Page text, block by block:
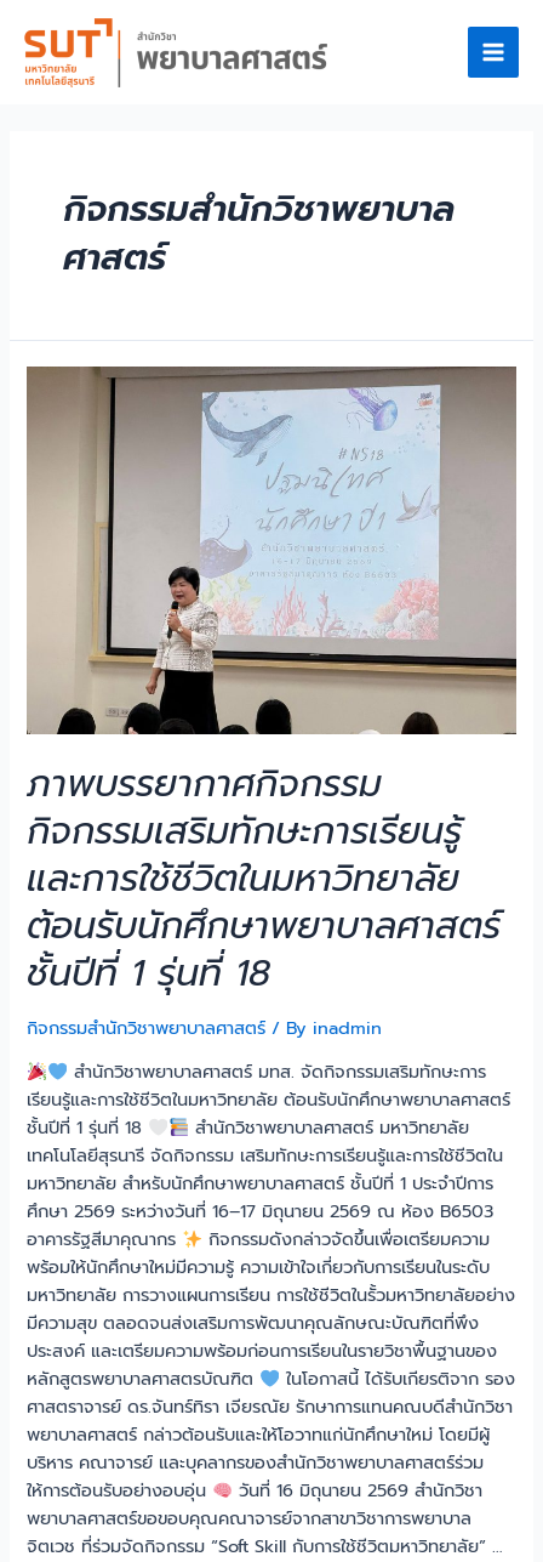
กิจกรรมสำนักวิชาพยาบาล
ศาสตร์
ภาพบรรยากาศกิจกรรม
กิจกรรมเสริมทักษะการเรียนรู้
และการใช้ชีวิตในมหาวิทยาลัย
ต้อนรับนักศึกษาพยาบาลศาสตร์
ชั้นปีที่ 1 รุ่นที่ 18
กิจกรรมสำนักวิชาพยาบาลศาสตร์ / By inadmin
สำนักวิชาพยาบาลศาสตร์ มทส. จัดกิจกรรมเสริมทักษะการ
เรียนรู้และการใช้ชีวิตในมหาวิทยาลัย ต้อนรับนักศึกษาพยาบาลศาสตร์
ชั้นปีที่ 1 รุ่นที่ 18
สำนักวิชาพยาบาลศาสตร์ มหาวิทยาลัย
เทคโนโลยีสุรนารี จัดกิจกรรม เสริมทักษะการเรียนรู้และการใช้ชีวิตใน
มหาวิทยาลัย สำหรับนักศึกษาพยาบาลศาสตร์ ชั้นปีที่ 1 ประจำปีการ
ศึกษา 2569 ระหว่างวันที่ 16–17 มิถุนายน 2569 ณ ห้อง B6503
อาคารรัฐสีมาคุณากร
กิจกรรมดังกล่าวจัดขึ้นเพื่อเตรียมความ
พร้อมให้นักศึกษาใหม่มีความรู้ ความเข้าใจเกี่ยวกับการเรียนในระดับ
มหาวิทยาลัย การวางแผนการเรียน การใช้ชีวิตในรั้วมหาวิทยาลัยอย่าง
มีความสุข ตลอดจนส่งเสริมการพัฒนาคุณลักษณะบัณฑิตที่พึง
ประสงค์ และเตรียมความพร้อมก่อนการเรียนในรายวิชาพื้นฐานของ
หลักสูตรพยาบาลศาสตรบัณฑิต
ในโอกาสนี้ ได้รับเกียรติจาก รอง
ศาสตราจารย์ ดร.จันทร์ทิรา เจียรณัย รักษาการแทนคณบดีสำนักวิชา
พยาบาลศาสตร์ กล่าวต้อนรับและให้โอวาทแก่นักศึกษาใหม่ โดยมีผู้
บริหาร คณาจารย์ และบุคลากรของสำนักวิชาพยาบาลศาสตร์ร่วม
ให้การต้อนรับอย่างอบอุ่น
วันที่ 16 มิถุนายน 2569 สำนักวิชา
พยาบาลศาสตร์ขอขอบคุณคณาจารย์จากสาขาวิชาการพยาบาล
จิตเวช ที่ร่วมจัดกิจกรรม “Soft Skill กับการใช้ชีวิตมหาวิทยาลัย” …